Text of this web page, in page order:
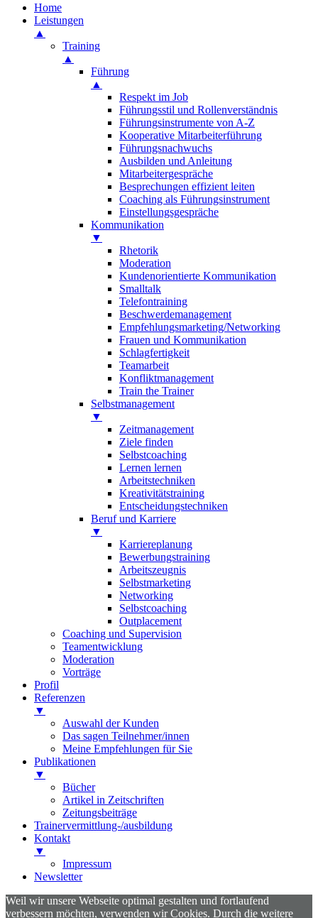
Home
Leistungen
▲
Training
▲
Führung
▲
Respekt im Job
Führungsstil und Rollenverständnis
Führungsinstrumente von A-Z
Kooperative Mitarbeiterführung
Führungsnachwuchs
Ausbilden und Anleitung
Mitarbeitergespräche
Besprechungen effizient leiten
Coaching als Führungsinstrument
Einstellungsgespräche
Kommunikation
▼
Rhetorik
Moderation
Kundenorientierte Kommunikation
Smalltalk
Telefontraining
Beschwerdemanagement
Empfehlungsmarketing/Networking
Frauen und Kommunikation
Schlagfertigkeit
Teamarbeit
Konfliktmanagement
Train the Trainer
Selbstmanagement
▼
Zeitmanagement
Ziele finden
Selbstcoaching
Lernen lernen
Arbeitstechniken
Kreativitätstraining
Entscheidungstechniken
Beruf und Karriere
▼
Karriereplanung
Bewerbungstraining
Arbeitszeugnis
Selbstmarketing
Networking
Selbstcoaching
Outplacement
Coaching und Supervision
Teamentwicklung
Moderation
Vorträge
Profil
Referenzen
▼
Auswahl der Kunden
Das sagen Teilnehmer/innen
Meine Empfehlungen für Sie
Publikationen
▼
Bücher
Artikel in Zeitschriften
Zeitungsbeiträge
Trainervermittlung-/ausbildung
Kontakt
▼
Impressum
Newsletter
Weil wir unsere Webseite optimal gestalten und fortlaufend
verbessern möchten, verwenden wir Cookies. Durch die weitere